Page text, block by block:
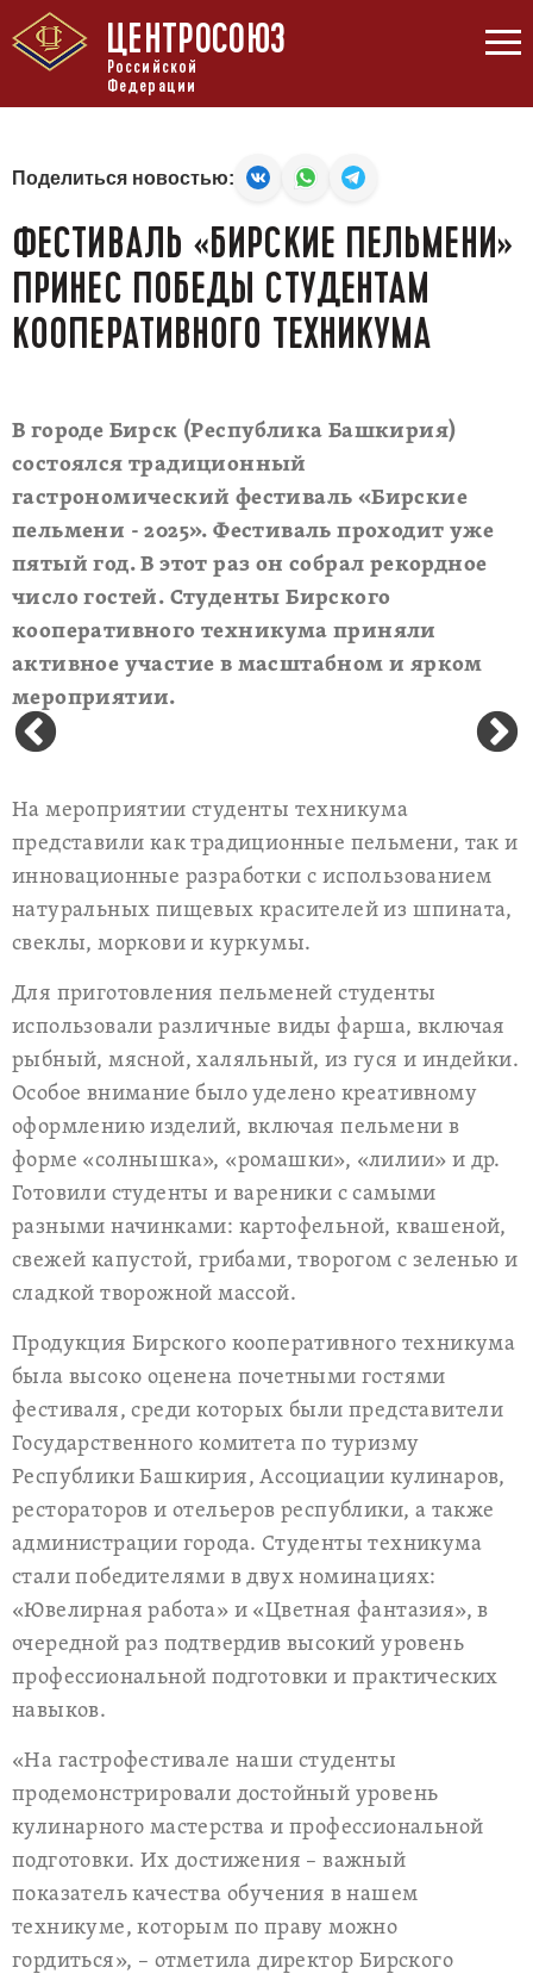
ЦЕНТРОСОЮЗ
Российской
Федерации
Поделиться новостью:
ФЕСТИВАЛЬ «БИРСКИЕ ПЕЛЬМЕНИ»
ПРИНЕС ПОБЕДЫ СТУДЕНТАМ
КООПЕРАТИВНОГО ТЕХНИКУМА
В городе Бирск (Республика Башкирия)
состоялся традиционный
гастрономический фестиваль «Бирские
пельмени - 2025». Фестиваль проходит уже
пятый год. В этот раз он собрал рекордное
число гостей. Студенты Бирского
кооперативного техникума приняли
активное участие в масштабном и ярком
мероприятии.
На мероприятии студенты техникума
представили как традиционные пельмени, так и
инновационные разработки с использованием
натуральных пищевых красителей из шпината,
свеклы, моркови и куркумы.
Для приготовления пельменей студенты
использовали различные виды фарша, включая
рыбный, мясной, халяльный, из гуся и индейки.
Особое внимание было уделено креативному
оформлению изделий, включая пельмени в
форме «солнышка», «ромашки», «лилии» и др.
Готовили студенты и вареники с самыми
разными начинками: картофельной, квашеной,
свежей капустой, грибами, творогом с зеленью и
сладкой творожной массой.
Продукция Бирского кооперативного техникума
была высоко оценена почетными гостями
фестиваля, среди которых были представители
Государственного комитета по туризму
Республики Башкирия, Ассоциации кулинаров,
рестораторов и отельеров республики, а также
администрации города. Студенты техникума
стали победителями в двух номинациях:
«Ювелирная работа» и «Цветная фантазия», в
очередной раз подтвердив высокий уровень
профессиональной подготовки и практических
навыков.
«На гастрофестивале наши студенты
продемонстрировали достойный уровень
кулинарного мастерства и профессиональной
подготовки. Их достижения – важный
показатель качества обучения в нашем
техникуме, которым по праву можно
гордиться», – отметила директор Бирского